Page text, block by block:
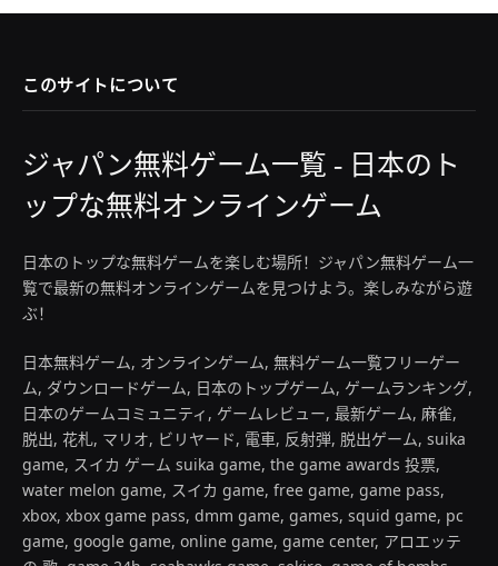
このサイトについて
ジャパン無料ゲーム一覧 - 日本のト
ップな無料オンラインゲーム
日本のトップな無料ゲームを楽しむ場所！ジャパン無料ゲーム一
覧で最新の無料オンラインゲームを見つけよう。楽しみながら遊
ぶ！
日本無料ゲーム, オンラインゲーム, 無料ゲーム一覧フリーゲー
ム, ダウンロードゲーム, 日本のトップゲーム, ゲームランキング,
日本のゲームコミュニティ, ゲームレビュー, 最新ゲーム, 麻雀,
脱出, 花札, マリオ, ビリヤード, 電車, 反射弾, 脱出ゲーム, suika
game, スイカ ゲーム suika game, the game awards 投票,
water melon game, スイカ game, free game, game pass,
xbox, xbox game pass, dmm game, games, squid game, pc
game, google game, online game, game center, アロエッテ